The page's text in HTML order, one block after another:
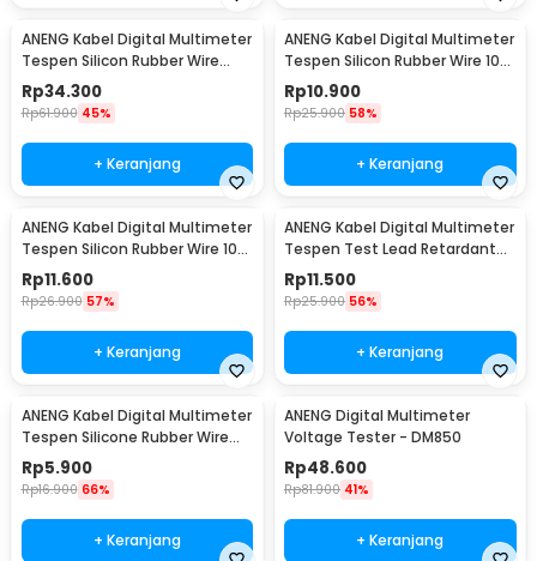
ANENG Kabel Digital Multimeter
Tespen Silicon Rubber Wire
1000V - PT3003
Rp34.300
Rp61.900 45%
+ Keranjang
ANENG Kabel Digital Multimeter
Tespen Silicon Rubber Wire 10A
1000V - PT1005
Rp10.900
Rp25.900 58%
+ Keranjang
ANENG Kabel Digital Multimeter
Tespen Silicon Rubber Wire 10A
1000V - PT1004
Rp11.600
Rp26.900 57%
+ Keranjang
ANENG Kabel Digital Multimeter
Tespen Test Lead Retardant
10A 1000V - PT1002
Rp11.500
Rp25.900 56%
+ Keranjang
ANENG Kabel Digital Multimeter
Tespen Silicone Rubber Wire
10A 1000V - PT830
Rp5.900
Rp16.900 66%
+ Keranjang
ANENG Digital Multimeter
Voltage Tester - DM850
Rp48.600
Rp81.900 41%
+ Keranjang